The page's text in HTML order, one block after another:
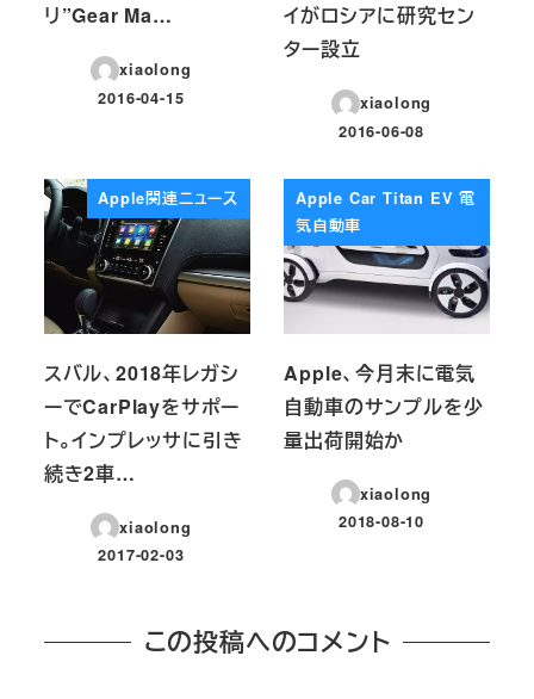
リ”Gear Ma…
xiaolong
投稿日
2016-04-15
イがロシアに研究セン
ター設立
xiaolong
投稿日
2016-06-08
Apple関連ニュース
スバル、2018年レガシ
ーでCarPlayをサポー
ト。インプレッサに引き
続き2車…
xiaolong
投稿日
2017-02-03
Apple Car Titan EV 電
気自動車
Apple、今月末に電気
自動車のサンプルを少
量出荷開始か
xiaolong
投稿日
2018-08-10
この投稿へのコメント